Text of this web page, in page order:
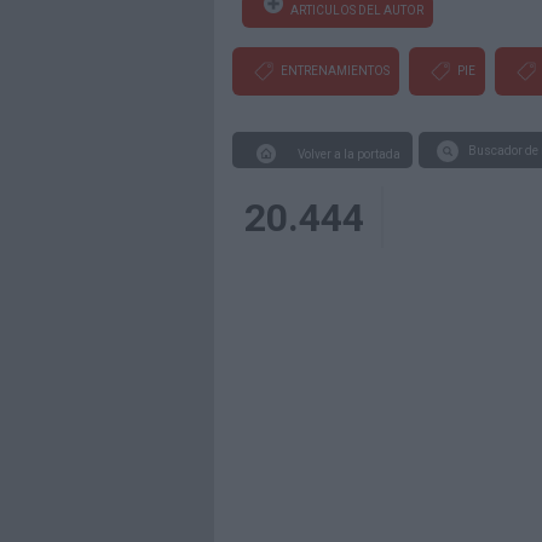
ARTICULOS DEL AUTOR
ENTRENAMIENTOS PIE
Volver a la portada Buscador de
20.444